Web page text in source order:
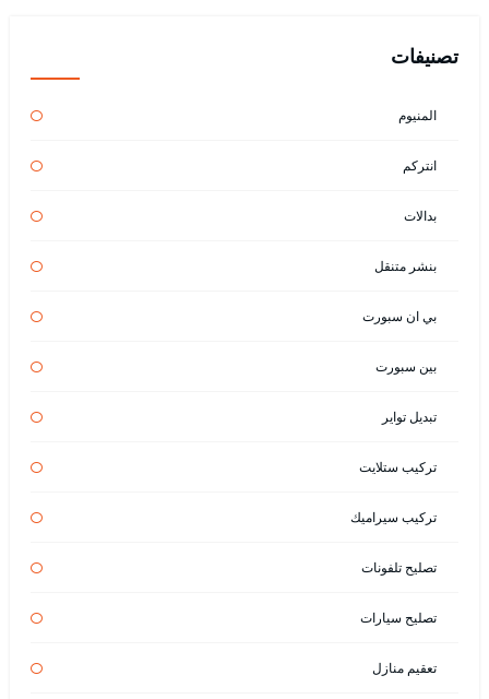
تصنيفات
المنيوم
انتركم
بدالات
بنشر متنقل
بي ان سبورت
بين سبورت
تبديل تواير
تركيب ستلايت
تركيب سيراميك
تصليح تلفونات
تصليح سيارات
تعقيم منازل